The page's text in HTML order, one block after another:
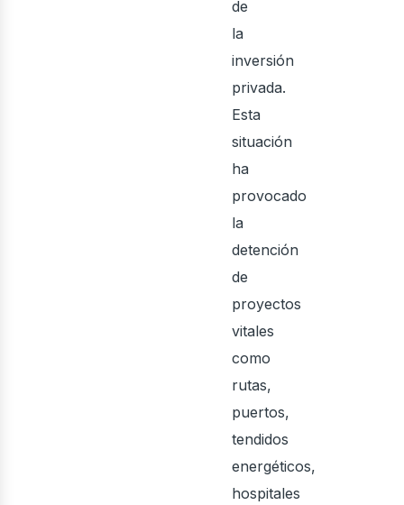
de
la
inversión
privada.
Esta
situación
ha
provocado
la
detención
de
proyectos
vitales
como
rutas,
puertos,
tendidos
energéticos,
hospitales